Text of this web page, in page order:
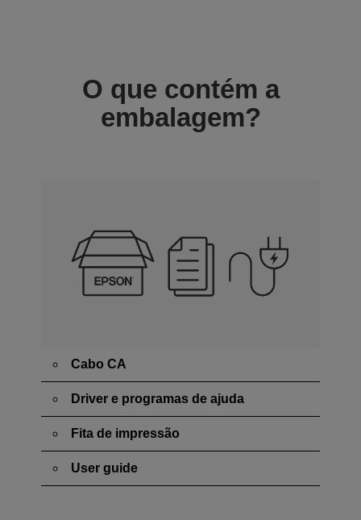
O que contém a
embalagem?
Cabo CA
Driver e programas de ajuda
Fita de impressão
User guide